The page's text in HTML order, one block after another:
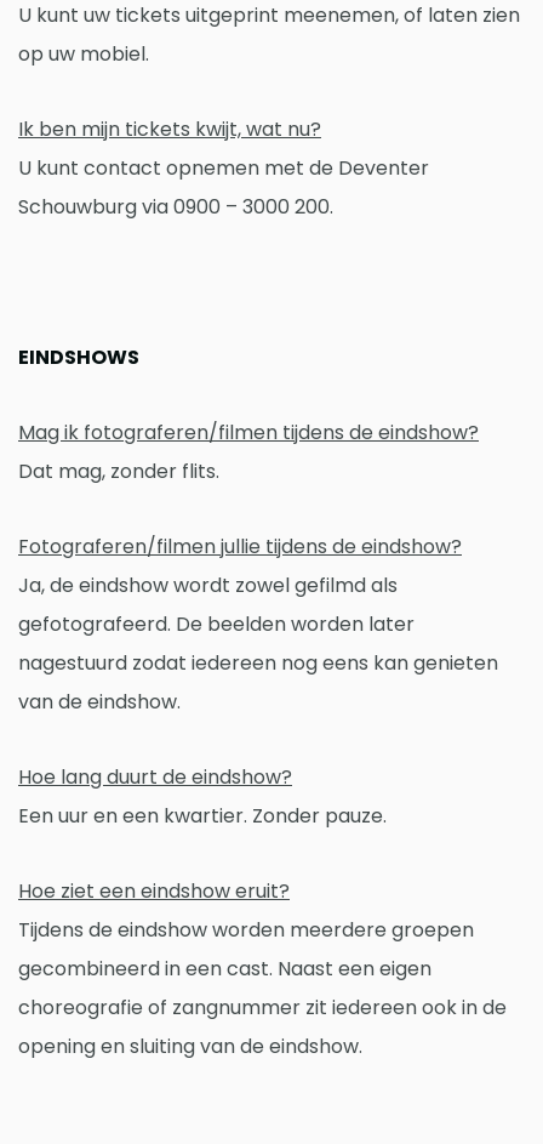
U kunt uw tickets uitgeprint meenemen, of laten zien
op uw mobiel.
Ik ben mijn tickets kwijt, wat nu?
U kunt contact opnemen met de Deventer
Schouwburg via 0900 – 3000 200.
EINDSHOWS
Mag ik fotograferen/filmen tijdens de eindshow?
Dat mag, zonder flits.
Fotograferen/filmen jullie tijdens de eindshow?
Ja, de eindshow wordt zowel gefilmd als
gefotografeerd. De beelden worden later
nagestuurd zodat iedereen nog eens kan genieten
van de eindshow.
Hoe lang duurt de eindshow?
Een uur en een kwartier. Zonder pauze.
Hoe ziet een eindshow eruit?
Tijdens de eindshow worden meerdere groepen
gecombineerd in een cast. Naast een eigen
choreografie of zangnummer zit iedereen ook in de
opening en sluiting van de eindshow.